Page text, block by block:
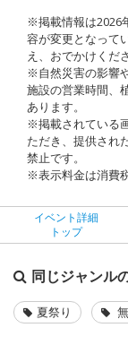
※掲載情報は2026
容が変更となって
え、おでかけくだ
※自然災害の影響
施設の営業時間、
あります。
※掲載されている
ただき、提供され
禁止です。
※表示料金は消費
イベント詳細
トップ
同じジャンル
夏祭り